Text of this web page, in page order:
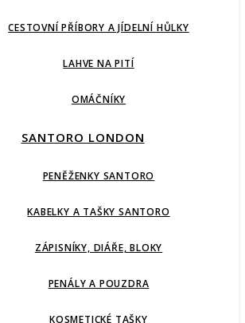
CESTOVNÍ PŘÍBORY A JÍDELNÍ HŮLKY
LAHVE NA PITÍ
OMÁČNÍKY
SANTORO LONDON
PENĚŽENKY SANTORO
KABELKY A TAŠKY SANTORO
ZÁPISNÍKY, DIÁŘE, BLOKY
PENÁLY A POUZDRA
KOSMETICKÉ TAŠKY